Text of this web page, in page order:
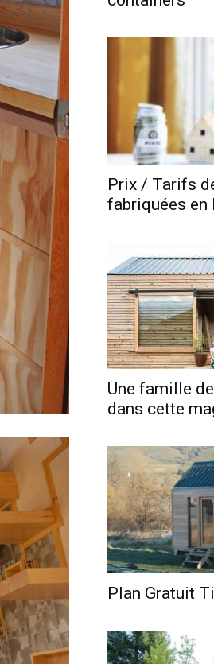
Prix / Tarifs
fabriquées en
Une famille
dans cette
Plan Gratuit